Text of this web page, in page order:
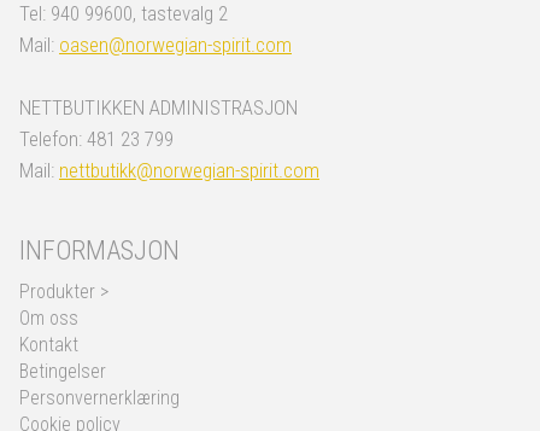
Tel: 940 99600, tastevalg 2
Mail: oasen@norwegian-spirit.com
NETTBUTIKKEN ADMINISTRASJON
Telefon: 481 23 799
Mail: nettbutikk@norwegian-spirit.com
INFORMASJON
Produkter >
Om oss
Kontakt
Betingelser
Personvernerklæring
Cookie policy